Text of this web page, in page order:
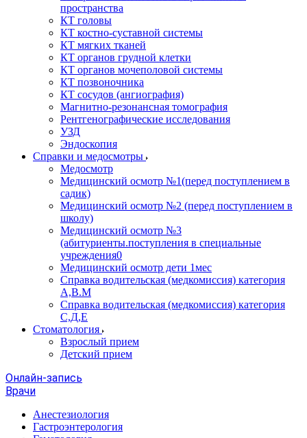
пространства
КТ головы
КТ костно-суставной системы
КТ мягких тканей
КТ органов грудной клетки
КТ органов мочеполовой системы
КТ позвоночника
КТ сосудов (ангиография)
Магнитно-резонансная томография
Рентгенографические исследования
УЗД
Эндоскопия
Справки и медосмотры
Медосмотр
Медицинский осмотр №1(перед поступлением в
садик)
Медицинский осмотр №2 (перед поступлением в
школу)
Медицинский осмотр №3
(абитуриенты.поступления в специальные
учреждения0
Медицинский осмотр дети 1мес
Справка водительская (медкомиссия) категория
А,В.М
Справка водительская (медкомиссия) категория
С,Д,Е
Стоматология
Взрослый прием
Детский прием
Онлайн-запись
Врачи
Анестезиология
Гастроэнтерология